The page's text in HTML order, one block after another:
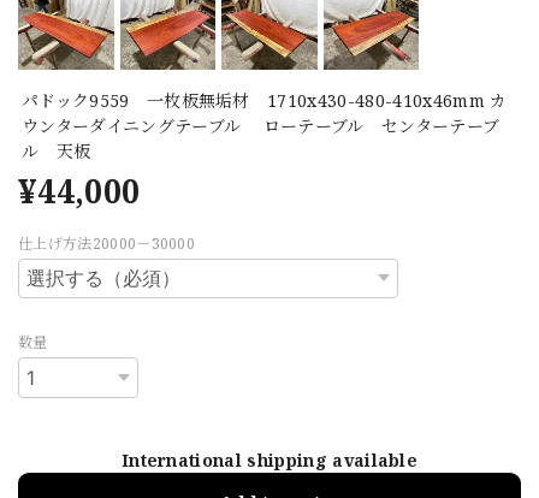
パドック9559 一枚板無垢材 1710x430-480-410x46mm カ
ウンターダイニングテーブル ローテーブル センターテーブ
ル 天板
¥44,000
仕上げ方法20000－30000
数量
International shipping available